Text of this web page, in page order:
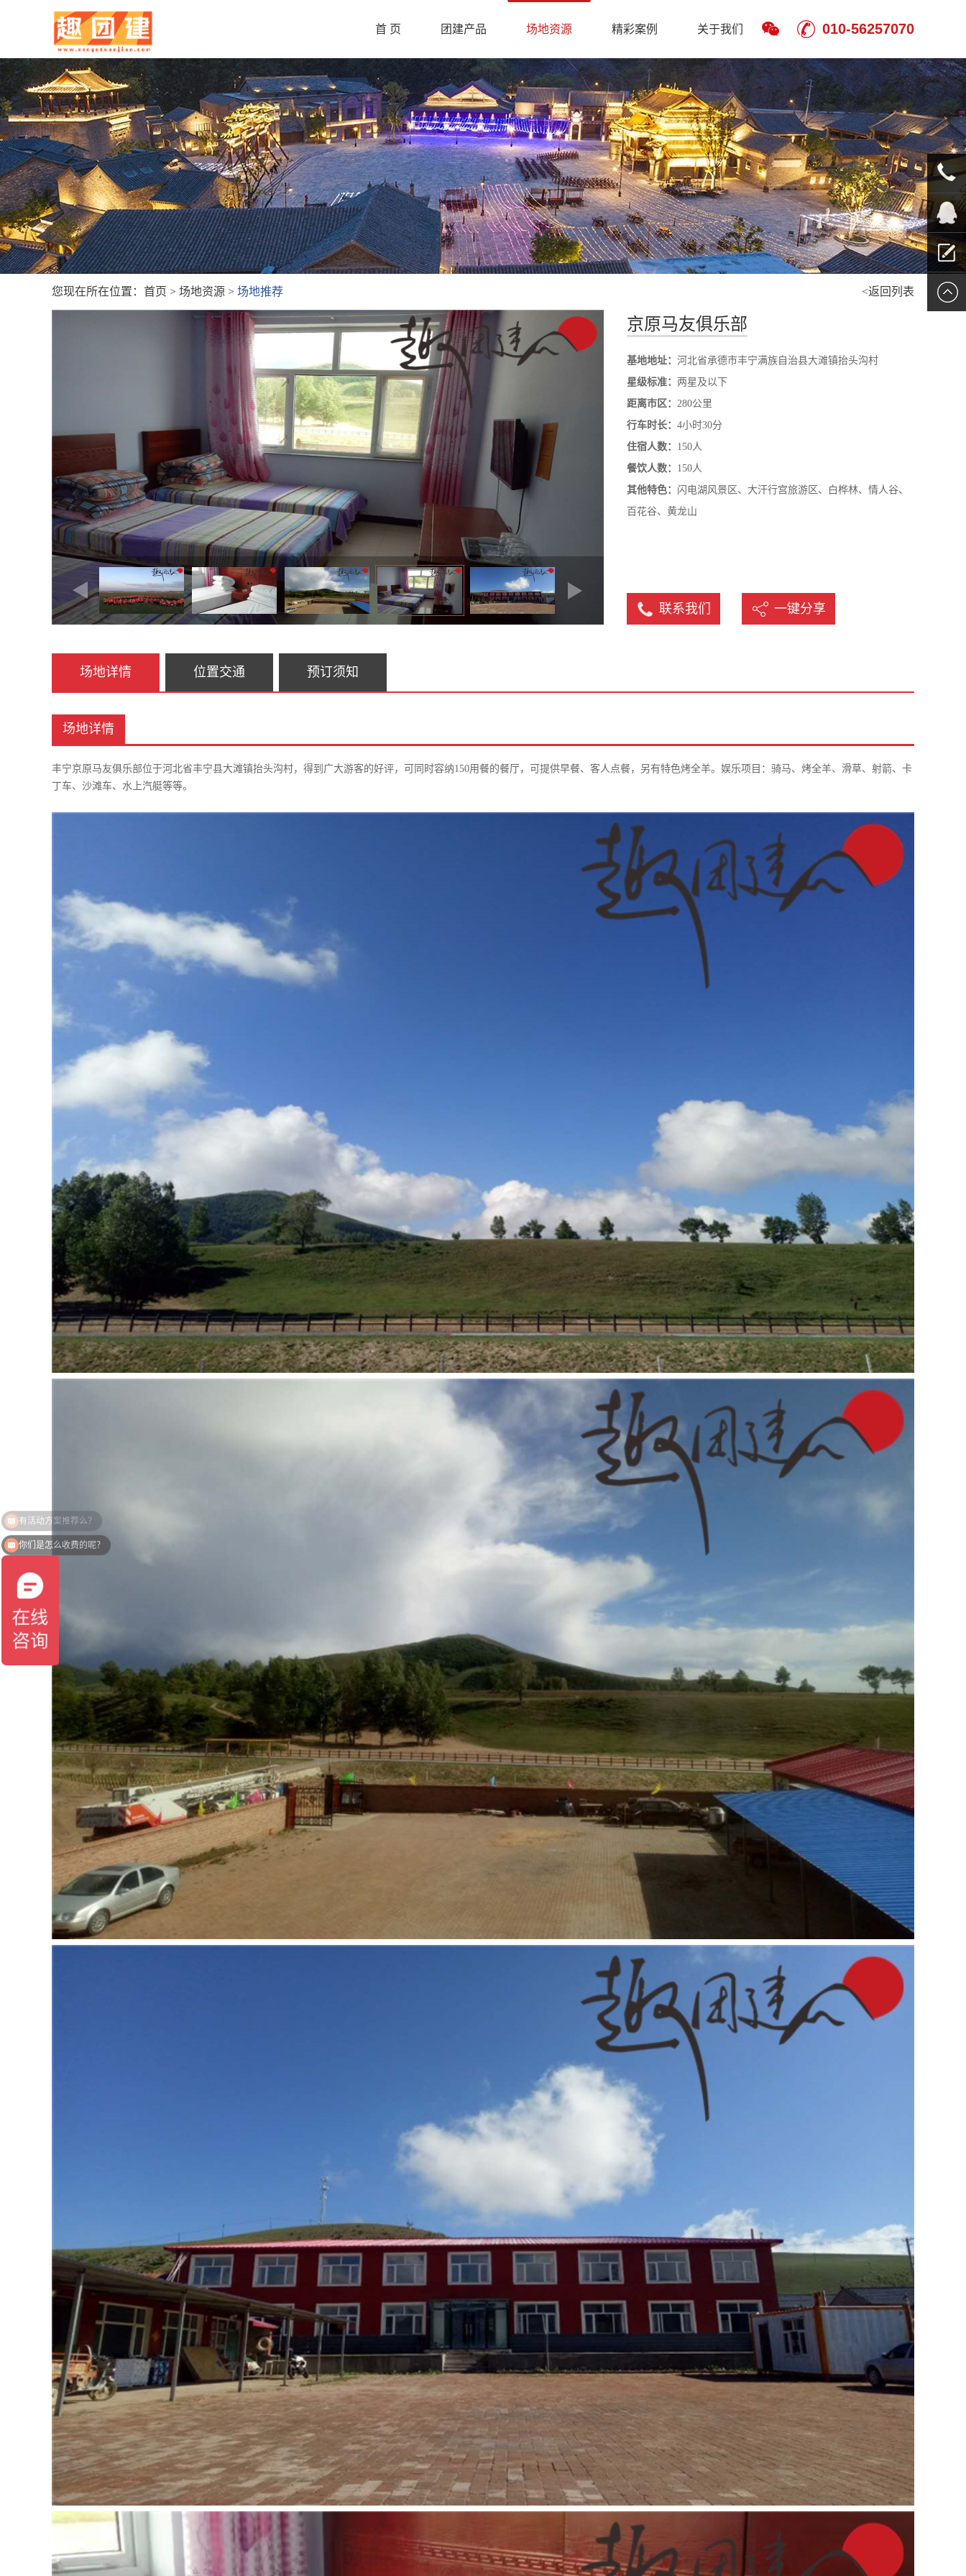
首 页 团建产品 场地资源 精彩案例 关于我们 010-56257070
您现在所在位置： 首页 > 场地资源 > 场地推荐 <返回列表
京原马友俱乐部
基地地址： 河北省承德市丰宁满族自治县大滩镇抬头沟村
星级标准： 两星及以下
距离市区： 280公里
行车时长： 4小时30分
住宿人数： 150人
餐饮人数： 150人
其他特色： 闪电湖风景区、大汗行宫旅游区、白桦林、情人谷、
百花谷、黄龙山
联系我们 一键分享
场地详情 位置交通 预订须知
场地详情
丰宁京原马友俱乐部位于河北省丰宁县大滩镇抬头沟村，得到广大游客的好评，可同时容纳150用餐的餐厅，可提供早餐、客人点餐，另有特色烤全羊。娱乐项目：骑马、烤全羊、滑草、射箭、卡
丁车、沙滩车、水上汽艇等等。
010-
QQ客服
留言报
你们是怎么收费的呢？